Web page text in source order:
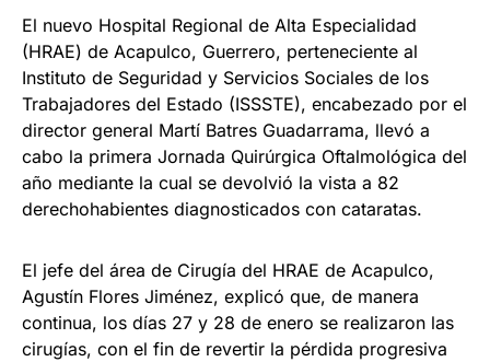
El nuevo Hospital Regional de Alta Especialidad
(HRAE) de Acapulco, Guerrero, perteneciente al
Instituto de Seguridad y Servicios Sociales de los
Trabajadores del Estado (ISSSTE), encabezado por el
director general Martí Batres Guadarrama, llevó a
cabo la primera Jornada Quirúrgica Oftalmológica del
año mediante la cual se devolvió la vista a 82
derechohabientes diagnosticados con cataratas.
El jefe del área de Cirugía del HRAE de Acapulco,
Agustín Flores Jiménez, explicó que, de manera
continua, los días 27 y 28 de enero se realizaron las
cirugías, con el fin de revertir la pérdida progresiva